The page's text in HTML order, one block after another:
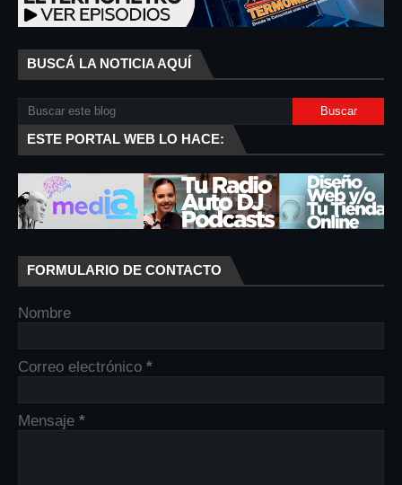
BUSCÁ LA NOTICIA AQUÍ
ESTE PORTAL WEB LO HACE:
FORMULARIO DE CONTACTO
Nombre
Correo electrónico *
Mensaje *